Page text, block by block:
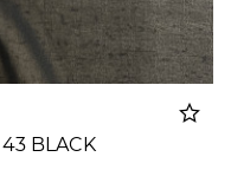
BLACK